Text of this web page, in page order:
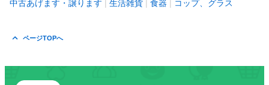
中古あげます・譲ります 生活雑貨 食器 コップ、グラス
ページTOPへ